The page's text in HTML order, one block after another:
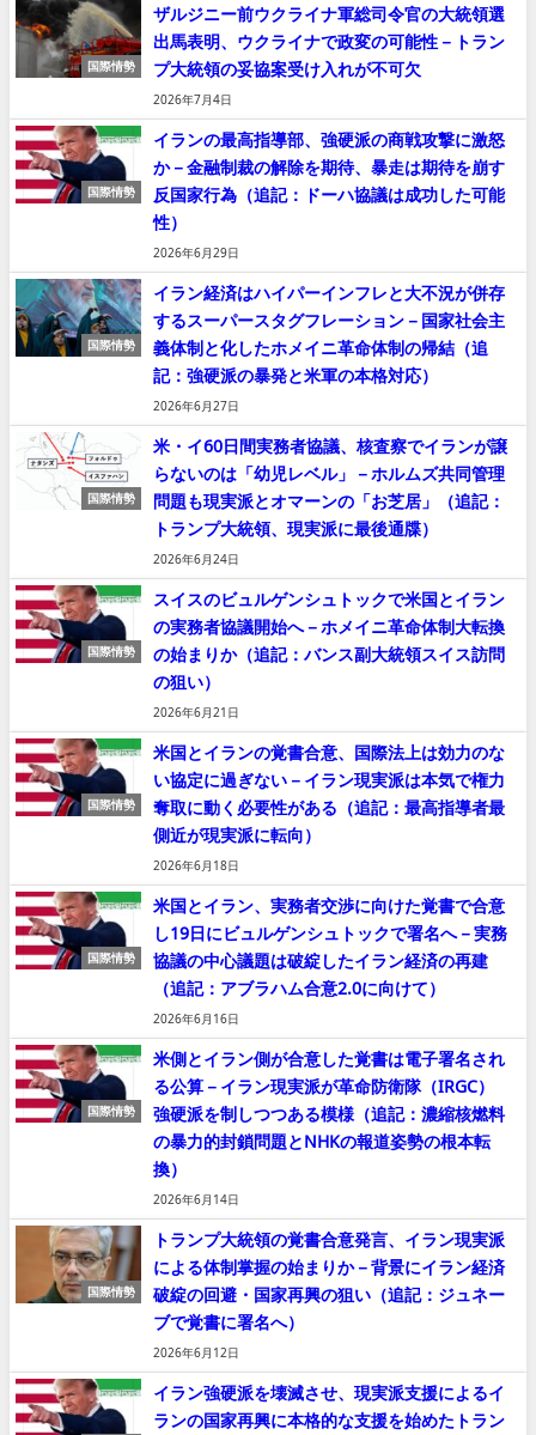
国際情勢
ザルジニー前ウクライナ軍総司令官の大統領選
出馬表明、ウクライナで政変の可能性－トラン
プ大統領の妥協案受け入れが不可欠
2026年7月4日
国際情勢
イランの最高指導部、強硬派の商戦攻撃に激怒
か－金融制裁の解除を期待、暴走は期待を崩す
反国家行為（追記：ドーハ協議は成功した可能
性）
2026年6月29日
国際情勢
イラン経済はハイパーインフレと大不況が併存
するスーパースタグフレーション－国家社会主
義体制と化したホメイニ革命体制の帰結（追
記：強硬派の暴発と米軍の本格対応）
2026年6月27日
国際情勢
米・イ60日間実務者協議、核査察でイランが譲
らないのは「幼児レベル」－ホルムズ共同管理
問題も現実派とオマーンの「お芝居」（追記：
トランプ大統領、現実派に最後通牒）
2026年6月24日
国際情勢
スイスのビュルゲンシュトックで米国とイラン
の実務者協議開始へ－ホメイニ革命体制大転換
の始まりか（追記：バンス副大統領スイス訪問
の狙い）
2026年6月21日
国際情勢
米国とイランの覚書合意、国際法上は効力のな
い協定に過ぎない－イラン現実派は本気で権力
奪取に動く必要性がある（追記：最高指導者最
側近が現実派に転向）
2026年6月18日
国際情勢
米国とイラン、実務者交渉に向けた覚書で合意
し19日にビュルゲンシュトックで署名へ－実務
協議の中心議題は破綻したイラン経済の再建
（追記：アブラハム合意2.0に向けて）
2026年6月16日
国際情勢
米側とイラン側が合意した覚書は電子署名され
る公算－イラン現実派が革命防衛隊（IRGC）
強硬派を制しつつある模様（追記：濃縮核燃料
の暴力的封鎖問題とNHKの報道姿勢の根本転
換）
2026年6月14日
国際情勢
トランプ大統領の覚書合意発言、イラン現実派
による体制掌握の始まりか－背景にイラン経済
破綻の回避・国家再興の狙い（追記：ジュネー
ブで覚書に署名へ）
2026年6月12日
イラン強硬派を壊滅させ、現実派支援によるイ
ランの国家再興に本格的な支援を始めたトラン